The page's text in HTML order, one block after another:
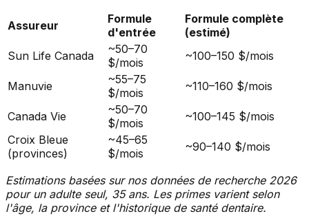
Assureur
Formule
d'entrée
Formule complète
(estimé)
Sun Life Canada
~50–70
$/mois
~100–150 $/mois
Manuvie
~55–75
$/mois
~110–160 $/mois
Canada Vie
~50–70
$/mois
~100–145 $/mois
Croix Bleue
(provinces)
~45–65
$/mois
~90–140 $/mois
Estimations basées sur nos données de recherche 2026
pour un adulte seul, 35 ans. Les primes varient selon
l'âge, la province et l'historique de santé dentaire.